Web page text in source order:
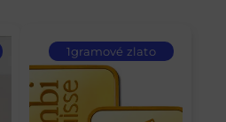
1gramové zlato